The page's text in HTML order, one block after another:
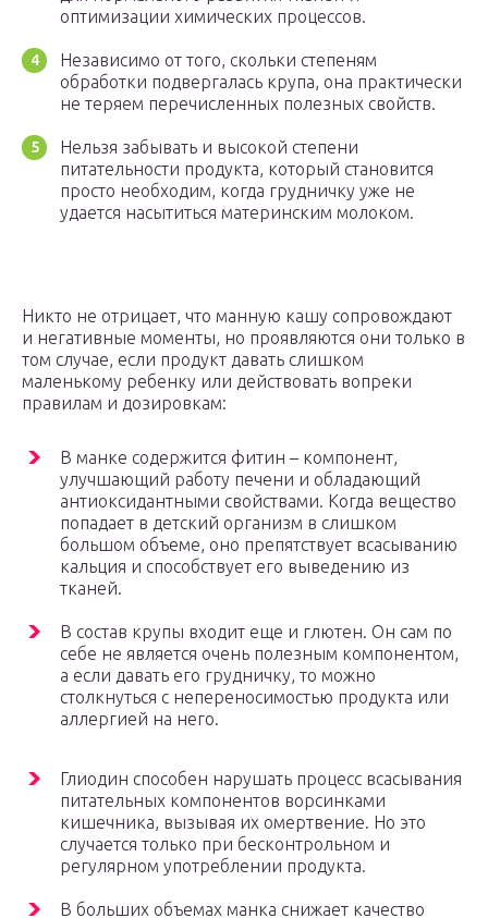
оптимизации химических процессов.
Независимо от того, скольки степеням
обработки подвергалась крупа, она практически
не теряем перечисленных полезных свойств.
Нельзя забывать и высокой степени
питательности продукта, который становится
просто необходим, когда грудничку уже не
удается насытиться материнским молоком.
Никто не отрицает, что манную кашу сопровождают
и негативные моменты, но проявляются они только в
том случае, если продукт давать слишком
маленькому ребенку или действовать вопреки
правилам и дозировкам:
В манке содержится фитин – компонент,
улучшающий работу печени и обладающий
антиоксидантными свойствами. Когда вещество
попадает в детский организм в слишком
большом объеме, оно препятствует всасыванию
кальция и способствует его выведению из
тканей.
В состав крупы входит еще и глютен. Он сам по
себе не является очень полезным компонентом,
а если давать его грудничку, то можно
столкнуться с непереносимостью продукта или
аллергией на него.
Глиодин способен нарушать процесс всасывания
питательных компонентов ворсинками
кишечника, вызывая их омертвение. Но это
случается только при бесконтрольном и
регулярном употреблении продукта.
В больших объемах манка снижает качество